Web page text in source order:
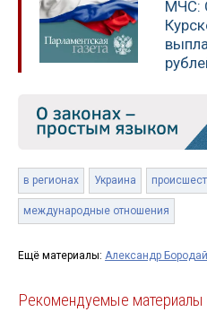
МЧС:
в регионах Украина
международные отношения
Ещё материалы: Александр Бородай
Рекомендуемые материалы